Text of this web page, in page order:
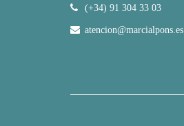
(+34) 91 304 33 03
atencion@marcialpons.es